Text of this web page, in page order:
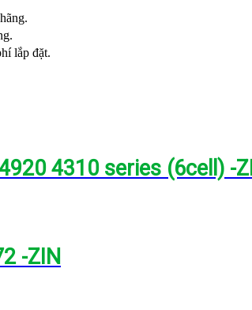
lắp đặt.
4310 series (6cell) -
-ZIN